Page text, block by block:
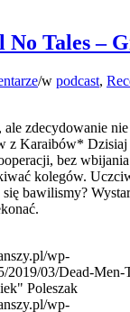
No Tales –
/w podcast,
zdecydowanie
z Karaibów* Dzisiaj
bez
kolegów.
się bawilismy?
wp-
2019/03/Dead-
Poleszak
wp-